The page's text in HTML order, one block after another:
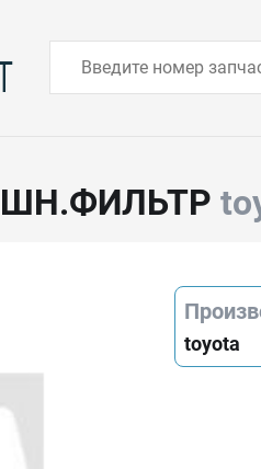
toyota